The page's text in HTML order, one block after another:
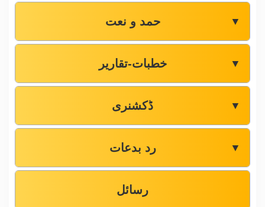
حمد و نعت ▼
خطبات-تقاریر ▼
ڈکشنری ▼
رد بدعات ▼
رسائل